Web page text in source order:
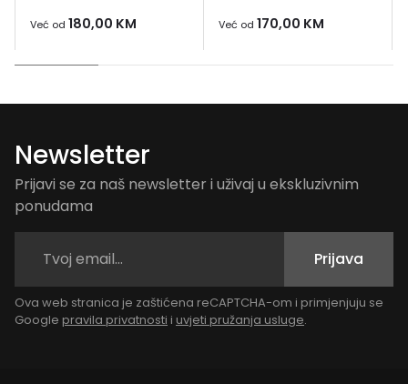
Već od 180,00 KM Već od 170,00 KM
Newsletter
Prijavi se za naš newsletter i uživaj u ekskluzivnim
ponudama
Prijava
Ova web stranica je zaštićena reCAPTCHA-om i primjenjuju se
Google pravila privatnosti i uvjeti pružanja usluge.